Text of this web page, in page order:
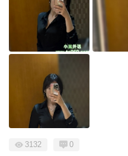
3132 0